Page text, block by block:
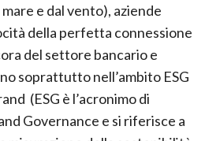
e dal vento), aziende
della perfetta connessione
del settore bancario e
soprattutto nell’ambito ESG
(ESG è l’acronimo di
Governance e si riferisce a